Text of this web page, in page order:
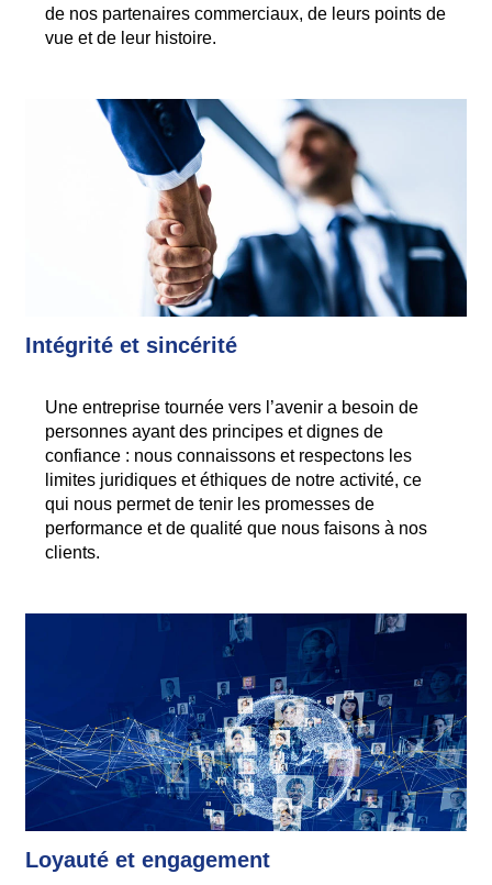
de nos partenaires commerciaux, de leurs points de
vue et de leur histoire.
Intégrité et sincérité
Une entreprise tournée vers l’avenir a besoin de
personnes ayant des principes et dignes de
confiance : nous connaissons et respectons les
limites juridiques et éthiques de notre activité, ce
qui nous permet de tenir les promesses de
performance et de qualité que nous faisons à nos
clients.
Loyauté et engagement